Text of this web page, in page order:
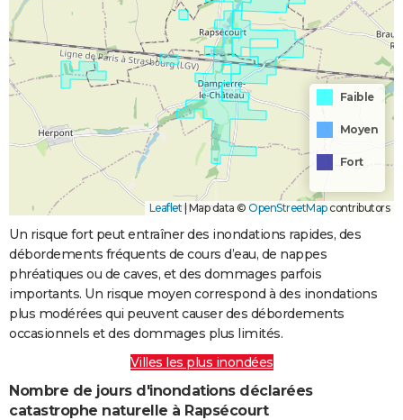
Faible
Moyen
Fort
Leaflet|Map data © OpenStreetMapcontributors
Un risque fort peut entraîner des inondations rapides, des
débordements fréquents de cours d’eau, de nappes
phréatiques ou de caves, et des dommages parfois
importants. Un risque moyen correspond à des inondations
plus modérées qui peuvent causer des débordements
occasionnels et des dommages plus limités.
Villes les plus inondées
Nombre de jours d'inondations déclarées
catastrophe naturelle à Rapsécourt